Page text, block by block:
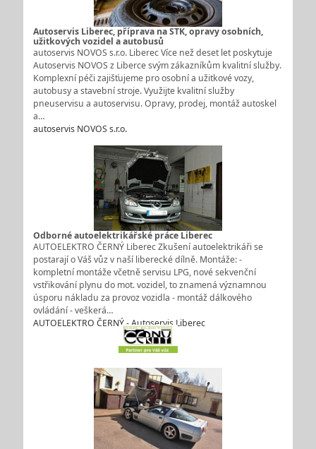
Autoservis Liberec, příprava na STK, opravy osobních,
užitkových vozidel a autobusů
autoservis NOVOS s.r.o. Liberec Více než deset let poskytuje
Autoservis NOVOS z Liberce svým zákazníkům kvalitní služby.
Komplexní péči zajišťujeme pro osobní a užitkové vozy,
autobusy a stavební stroje. Využijte kvalitní služby
pneuservisu a autoservisu. Opravy, prodej, montáž autoskel
a…
autoservis NOVOS s.r.o.
Odborné autoelektrikářské práce Liberec
AUTOELEKTRO ČERNÝ Liberec Zkušení autoelektrikáři se
postarají o Váš vůz v naší liberecké dílně. Montáže: -
kompletní montáže včetně servisu LPG, nové sekvenční
vstřikování plynu do mot. vozidel, to znamená významnou
úsporu nákladu za provoz vozidla - montáž dálkového
ovládání - veškerá…
AUTOELEKTRO ČERNÝ - Autoservis Liberec